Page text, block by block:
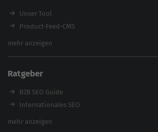
Workshops
Unser Tool
Product-Feed-CMS
Website Analyse
Backlink-Check
Ladezeiten-Check
Brand Protection Tool
Website SEO Check
mehr anzeigen
Ratgeber
B2B SEO Guide
Internationales SEO
eCommerce SEO
mehr anzeigen